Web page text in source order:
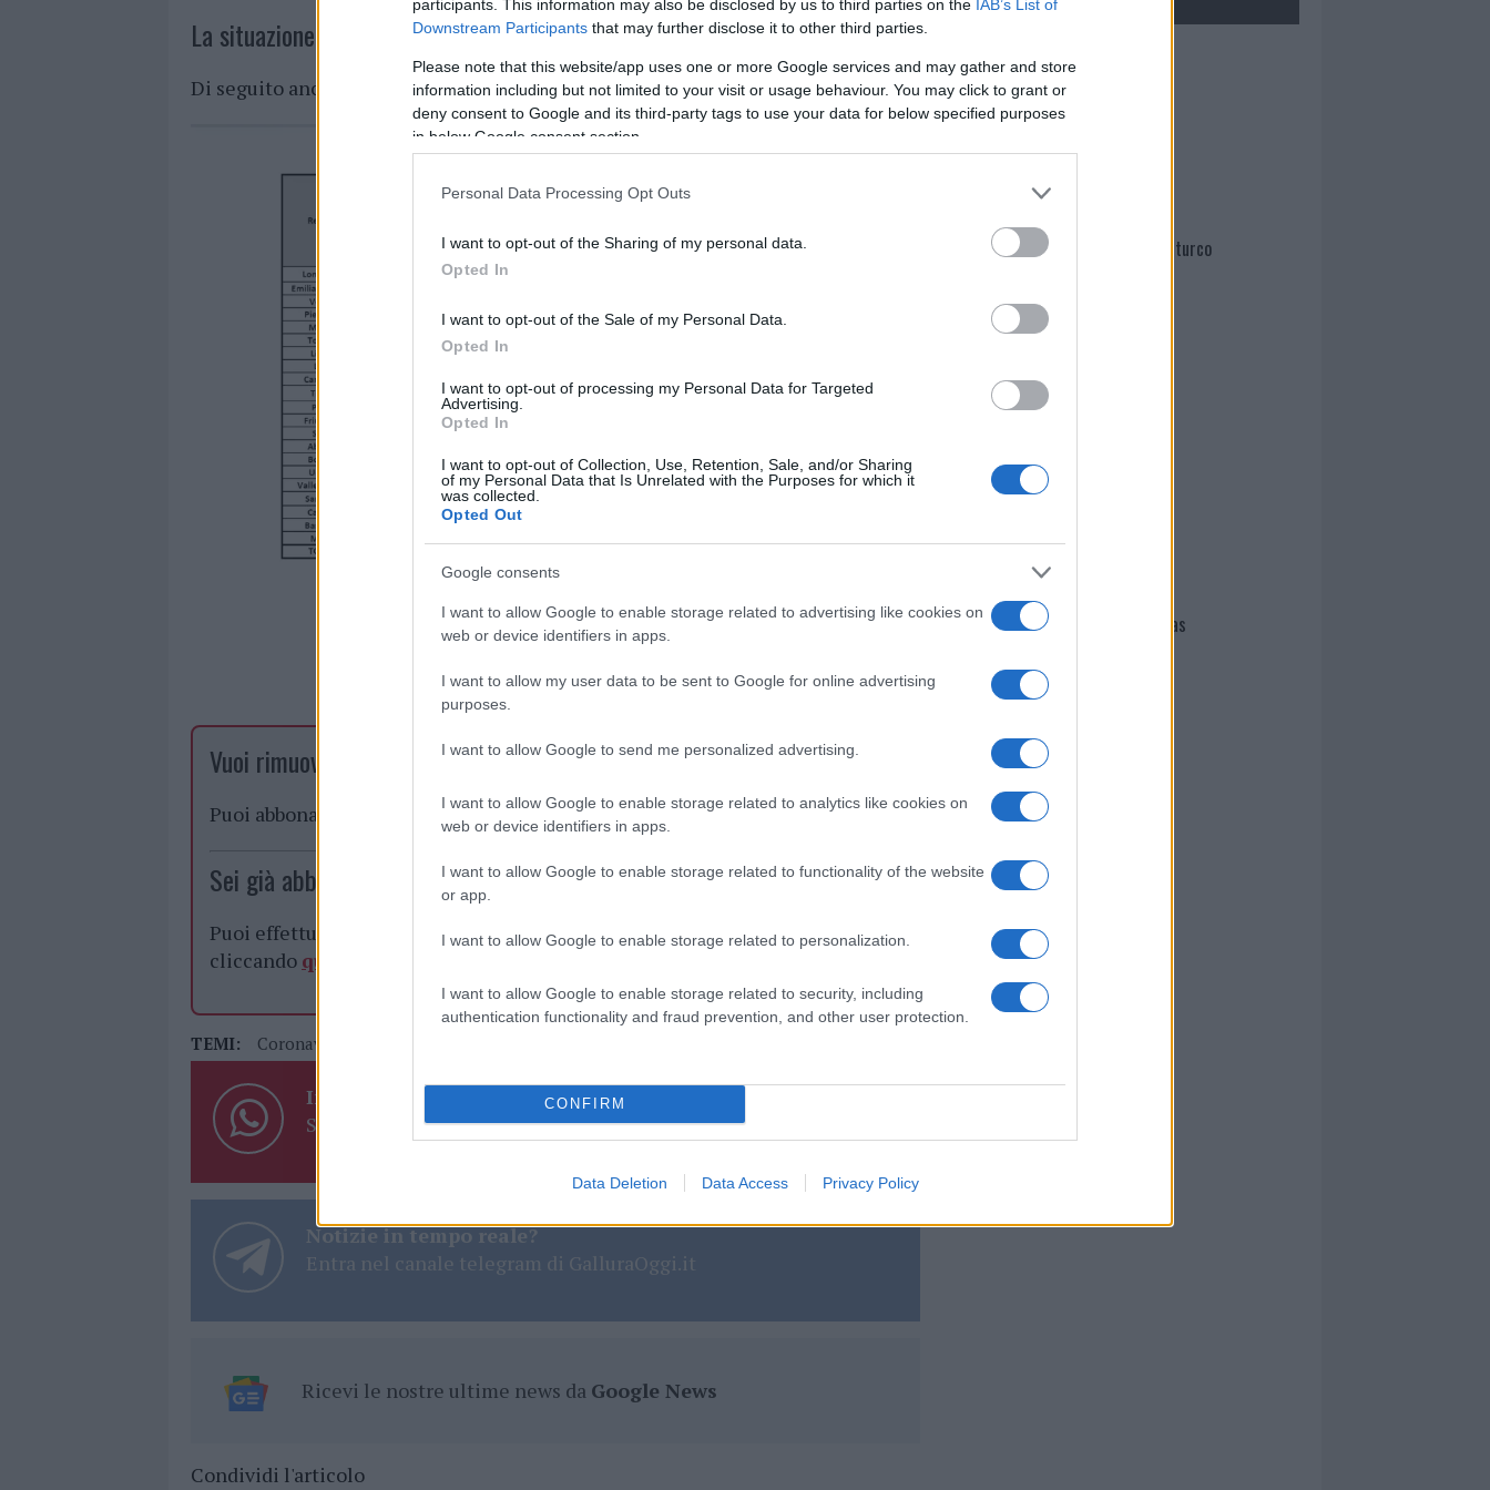
participants. This information may also be disclosed by us to third parties on the IAB’s List of
Downstream Participants that may further disclose it to other third parties.
Please note that this website/app uses one or more Google services and may gather and store
information including but not limited to your visit or usage behaviour. You may click to grant or
deny consent to Google and its third-party tags to use your data for below specified purposes
in below Google consent section.
Personal Data Processing Opt Outs
I want to opt-out of the Sharing of my personal data.
Opted In
I want to opt-out of the Sale of my Personal Data.
Opted In
I want to opt-out of processing my Personal Data for Targeted
Advertising.
Opted In
I want to opt-out of Collection, Use, Retention, Sale, and/or Sharing
of my Personal Data that Is Unrelated with the Purposes for which it
was collected.
Opted Out
Google consents
I want to allow Google to enable storage related to advertising like cookies on
web or device identifiers in apps.
I want to allow my user data to be sent to Google for online advertising
purposes.
I want to allow Google to send me personalized advertising.
I want to allow Google to enable storage related to analytics like cookies on
web or device identifiers in apps.
I want to allow Google to enable storage related to functionality of the website
or app.
I want to allow Google to enable storage related to personalization.
I want to allow Google to enable storage related to security, including
authentication functionality and fraud prevention, and other user protection.
CONFIRM
Data Deletion Data Access Privacy Policy
La situazione in Italia.
Di seguito anche la situazione in Italia suddivisa per regione.
Vuoi rimuovere le pubblicità nazionali?
Puoi abbonarti a soli € 1,10 al mesecliccandoqui
Sei già abbonato?
Puoi effettuare l'accesso andando nella sezioneLogindal menù del sito o
cliccando qui
TEMI: Coronavirus Sardegna
Inviaci le tue segnalazioni, i tuoi video e le tue foto
Su WhatsApp al numero +39 345 356 7512
Notizie in tempo reale?
Entra nel canale telegram di GalluraOggi.it
Ricevi le nostre ultime news da Google News
Condividi l'articolo
Mario Malu
Paolo Pinna
Martina Agostina Diturco
Giovannimaria Cabras